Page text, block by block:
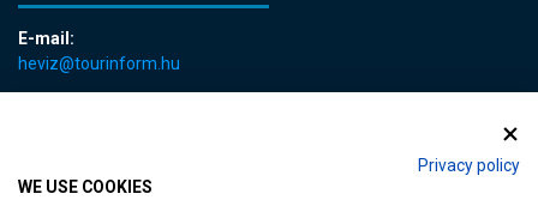
Privacy policy
WE USE COOKIES
E-mail:
heviz@tourinform.hu